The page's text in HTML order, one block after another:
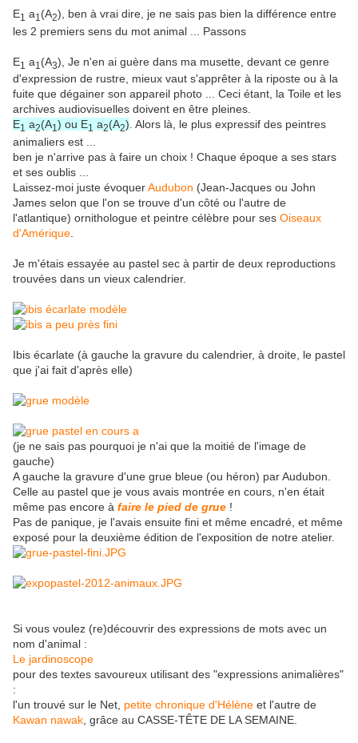
E1 a1 (A2), ben à vrai dire, je ne sais pas bien la différence entre
les 2 premiers sens du mot animal ... Passons
E1 a1 (A3), Je n'en ai guère dans ma musette, devant ce genre
d'expression de rustre, mieux vaut s'apprêter à la riposte ou à la
fuite que dégainer son appareil photo ... Ceci étant, la Toile et les
archives audiovisuelles doivent en être pleines.
E1 a2(A1 ) ou E1 a2(A2). Alors là, le plus expressif des peintres
animaliers est ...
ben je n'arrive pas à faire un choix ! Chaque époque a ses stars
et ses oublis ...
Laissez-moi juste évoquerAudubon (Jean-Jacques ou John
James selon que l'on se trouve d'un côté ou l'autre de
l'atlantique) ornithologue et peintre célèbre pour ses Oiseaux
d'Amérique
Je m'étais essayée au pastel sec à partir de deux reproductions
trouvées dans un vieux calendrier.
Ibis écarlate (à gauche la gravure du calendrier, à droite, le pastel
que j'ai fait d'après elle)
(je ne sais pas pourquoi je n'ai que la moitié de l'image de
gauche)
A gauche la gravure d'une grue bleue (ou héron) par Audubon.
Celle au pastel que je vous avais montrée en cours, n'en était
même pas encore à faire le pied de grue !
Pas de panique, je l'avais ensuite fini et même encadré, et même
exposé pour la deuxième édition de l'exposition de notre atelier.
Si vous voulez (re)découvrir des expressions de mots avec un
nom d'animal :
Le jardinoscope
pour des textes savoureux utilisant des "expressions animalières"
:
l'un trouvé sur le Net, petite chronique d'Hélène et l'autre de
Kawan nawak , grâce au CASSE-TÊTE DE LA SEMAINE.